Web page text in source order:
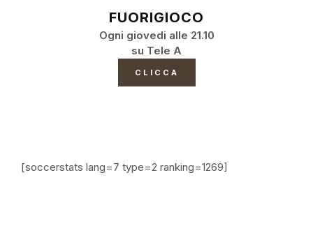
FUORIGIOCO
Ogni giovedi alle 21.10
su Tele A
CLICCA
[soccerstats lang=7 type=2 ranking=1269]